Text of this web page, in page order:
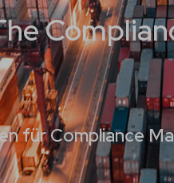
für Compliance